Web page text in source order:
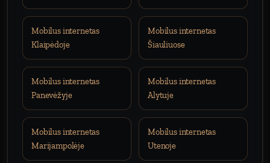
Mobilus internetas
Klaipėdoje
Mobilus internetas
Šiauliuose
Mobilus internetas
Panevėžyje
Mobilus internetas
Alytuje
Mobilus internetas
Marijampolėje
Mobilus internetas
Utenoje